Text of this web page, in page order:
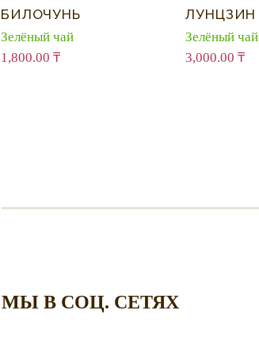
БИЛОЧУНЬ
Зелёный чай
1,800.00 ₸
ЛУНЦЗИН
Зелёный чай
3,000.00₸
МЫ В СОЦ. СЕТЯХ